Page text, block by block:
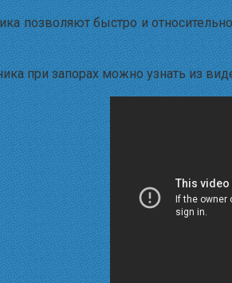
позволяют быстро и
при запорах можно узнать из